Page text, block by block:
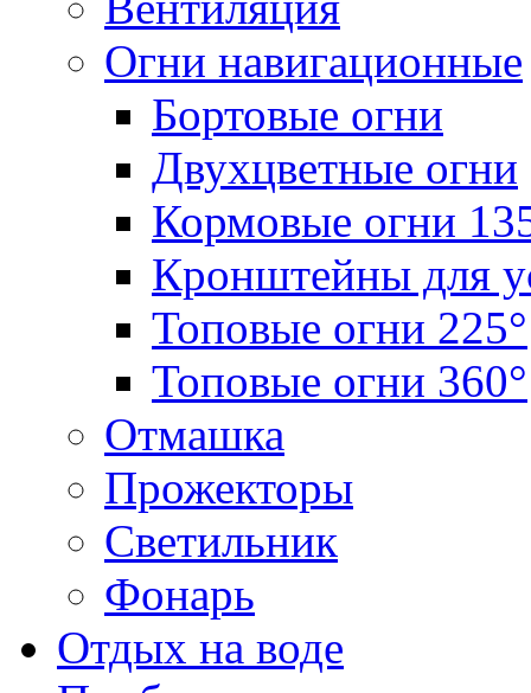
Огни навигационные
Бортовые огни
Двухцветные огни
Кормовые огни
Кронштейны для
Топовые огни 225°
Топовые огни 360°
Отмашка
Прожекторы
Светильник
Фонарь
Отдых на воде